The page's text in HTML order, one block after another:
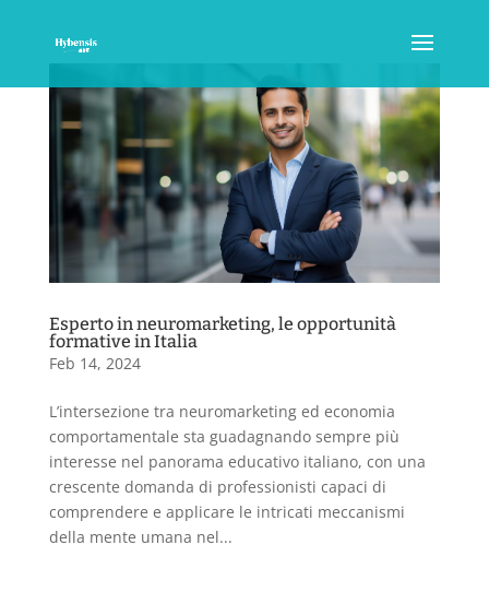
Esperto in neuromarketing, le opportunità
formative in Italia
Feb 14, 2024
L’intersezione tra neuromarketing ed economia
comportamentale sta guadagnando sempre più
interesse nel panorama educativo italiano, con una
crescente domanda di professionisti capaci di
comprendere e applicare le intricati meccanismi
della mente umana nel...